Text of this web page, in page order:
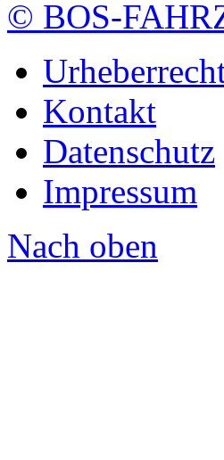
© BOS-
Kontakt
Datenschutz
Impressum
Nach oben